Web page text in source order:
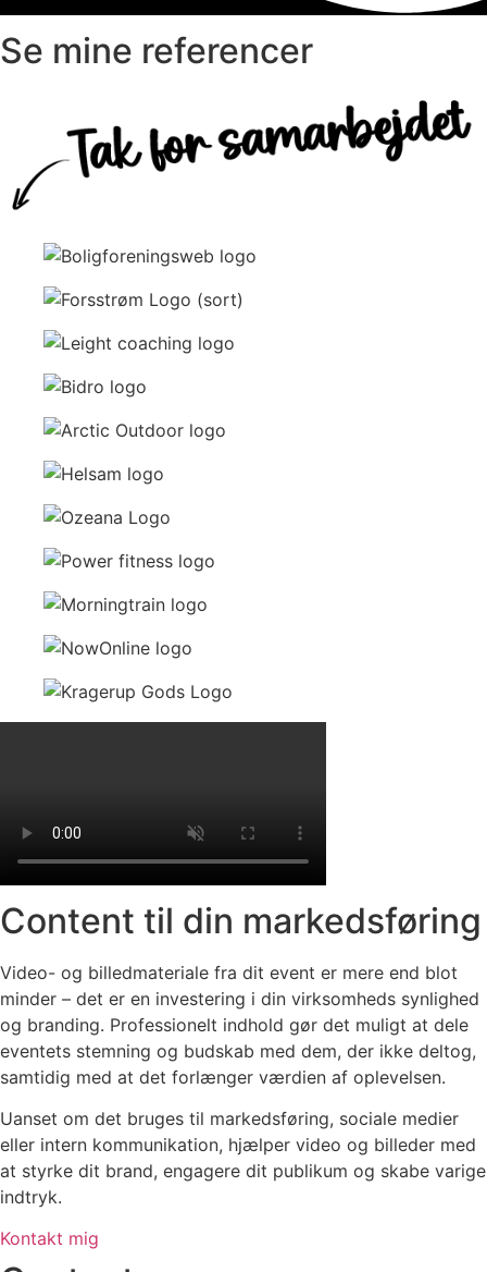
Se mine referencer
Content til din markedsføring
Video- og billedmateriale fra dit event er mere end blot
minder – det er en investering i din virksomheds synlighed
og branding. Professionelt indhold gør det muligt at dele
eventets stemning og budskab med dem, der ikke deltog,
samtidig med at det forlænger værdien af oplevelsen.
Uanset om det bruges til markedsføring, sociale medier
eller intern kommunikation, hjælper video og billeder med
at styrke dit brand, engagere dit publikum og skabe varige
indtryk.
Kontakt mig